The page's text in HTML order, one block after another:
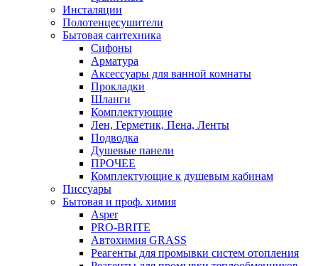
Инсталяции
Полотенцесушители
Бытовая сантехника
Сифоны
Арматура
Аксессуары для ванной комнаты
Прокладки
Шланги
Комплектующие
Лен, Герметик, Пена, Ленты
Подводка
Душевые панели
ПРОЧЕЕ
Комплектующие к душевым кабинам
Писсуары
Бытовая и проф. химия
Asper
PRO-BRITE
Автохимия GRASS
Реагенты для промывки систем отопления